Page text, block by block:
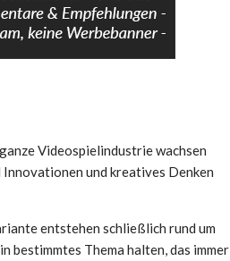
Videospielindustrie wachsen
und kreatives Denken
entstehen schließlich rund um
bestimmtes Thema halten, das immer